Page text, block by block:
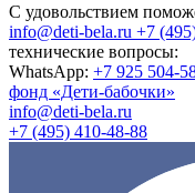
С удовольствием
info@deti-bela.ru +7
технические вопросы:
WhatsApp: +7 925 504-
фонд «Дети-бабочки»
info@deti-bela.ru
+7 (495) 410-48-88